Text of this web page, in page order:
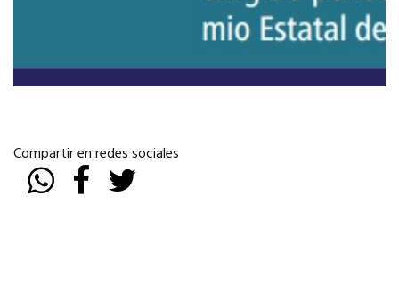
Compartir en redes sociales